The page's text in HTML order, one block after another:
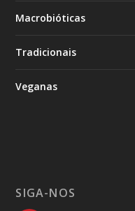
Macrobióticas
Tradicionais
Veganas
SIGA-NOS